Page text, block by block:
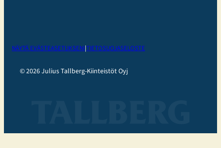
NÄYTÄ EVÄSTEASETUKSENI|TIETOSUOJASELOSTE
© 2026 Julius Tallberg-Kiinteistöt Oyj